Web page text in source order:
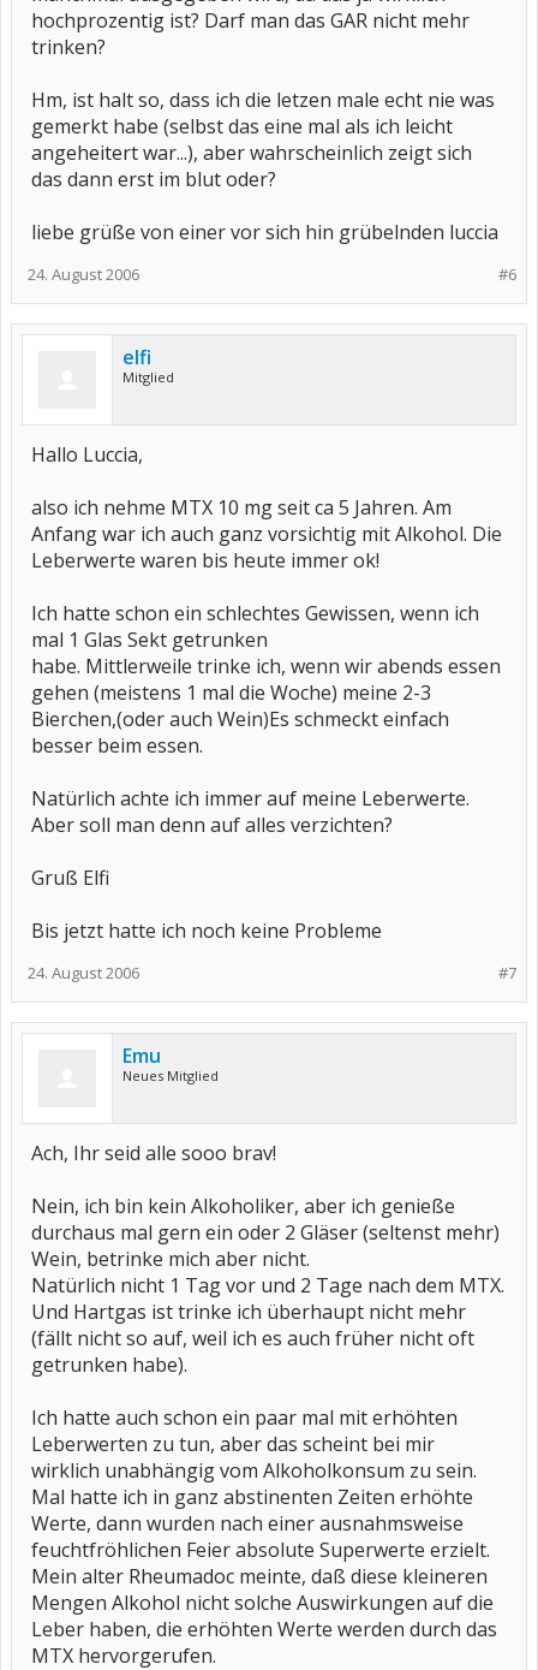
hochprozentig ist? Darf man das GAR nicht mehr
trinken?
Hm, ist halt so, dass ich die letzen male echt nie was
gemerkt habe (selbst das eine mal als ich leicht
angeheitert war...), aber wahrscheinlich zeigt sich
das dann erst im blut oder?
liebe grüße von einer vor sich hin grübelnden luccia
#6
24. August 2006
elfi
Mitglied
Hallo Luccia,
also ich nehme MTX 10 mg seit ca 5 Jahren. Am
Anfang war ich auch ganz vorsichtig mit Alkohol. Die
Leberwerte waren bis heute immer ok!
Ich hatte schon ein schlechtes Gewissen, wenn ich
mal 1 Glas Sekt getrunken
habe. Mittlerweile trinke ich, wenn wir abends essen
gehen (meistens 1 mal die Woche) meine 2-3
Bierchen,(oder auch Wein)Es schmeckt einfach
besser beim essen.
Natürlich achte ich immer auf meine Leberwerte.
Aber soll man denn auf alles verzichten?
Gruß Elfi
Bis jetzt hatte ich noch keine Probleme
#7
24. August 2006
Emu
Neues Mitglied
Ach, Ihr seid alle sooo brav!
Nein, ich bin kein Alkoholiker, aber ich genieße
durchaus mal gern ein oder 2 Gläser (seltenst mehr)
Wein, betrinke mich aber nicht.
Natürlich nicht 1 Tag vor und 2 Tage nach dem MTX.
Und Hartgas ist trinke ich überhaupt nicht mehr
(fällt nicht so auf, weil ich es auch früher nicht oft
getrunken habe).
Ich hatte auch schon ein paar mal mit erhöhten
Leberwerten zu tun, aber das scheint bei mir
wirklich unabhängig vom Alkoholkonsum zu sein.
Mal hatte ich in ganz abstinenten Zeiten erhöhte
Werte, dann wurden nach einer ausnahmsweise
feuchtfröhlichen Feier absolute Superwerte erzielt.
Mein alter Rheumadoc meinte, daß diese kleineren
Mengen Alkohol nicht solche Auswirkungen auf die
Leber haben, die erhöhten Werte werden durch das
MTX hervorgerufen.